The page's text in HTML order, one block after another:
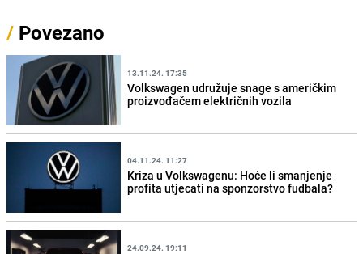
/ Povezano
13.11.24. 17:35
Volkswagen udružuje snage s američkim
proizvođačem električnih vozila
04.11.24. 11:27
Kriza u Volkswagenu: Hoće li smanjenje
profita utjecati na sponzorstvo fudbala?
24.09.24. 19:11